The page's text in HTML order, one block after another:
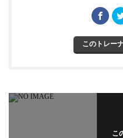
このトレー
こ